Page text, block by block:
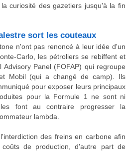
curiosité des gazetiers jusqu'à la fin
sort les couteaux
n'ont pas renoncé à leur idée d'un
Carlo, les pétroliers se rebiffent et
Panel (FOFAP) qui regroupe
Mobil (qui a changé de camp). Ils
pour exposer leurs principaux
pour la Formule 1 ne sont ni
font au contraire progresser la
lambda.
des freins en carbone afin
de production, d'autre part de